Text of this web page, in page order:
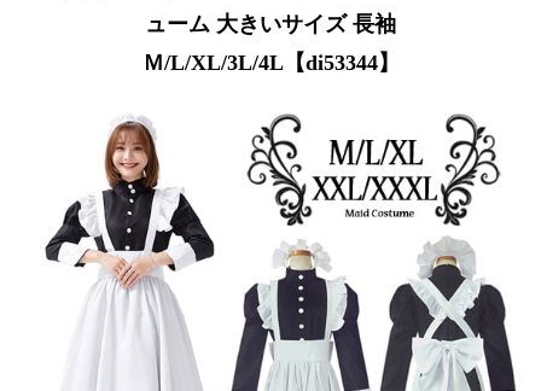
ューム 大きいサイズ 長袖
Ｍ/L/XL/3L/4L【di53344】